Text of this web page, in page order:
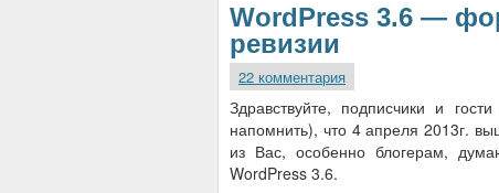
WordPress 3.6 —
ревизии
22 комментария
Здравствуйте, подписчики и
напомнить), что 4 апреля 2013г.
из Вас, особенно блогерам,
WordPress 3.6.